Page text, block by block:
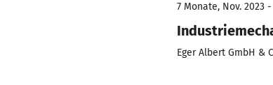
7 Monate, Nov. 2023
Eger Albert GmbH &